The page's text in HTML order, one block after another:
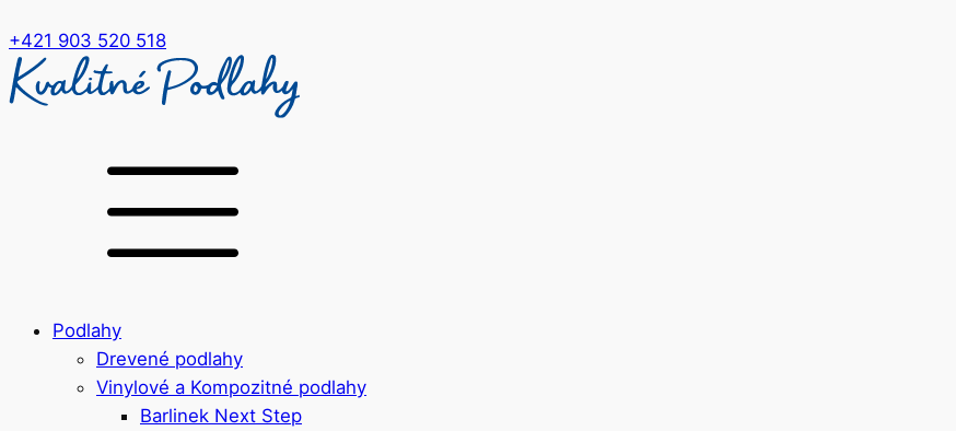
+421 903 520 518
Podlahy
Drevené podlahy
Vinylové a Kompozitné podlahy
Barlinek Next Step